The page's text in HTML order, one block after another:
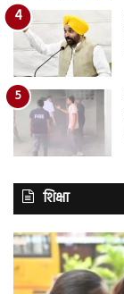
शिक्षा